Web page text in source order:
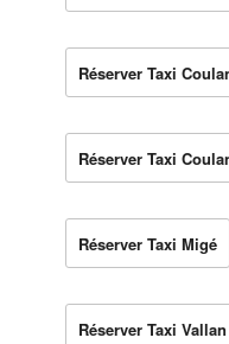
Réserver Taxi
Réserver Taxi
Réserver Taxi Migé
Réserver Taxi Vallan